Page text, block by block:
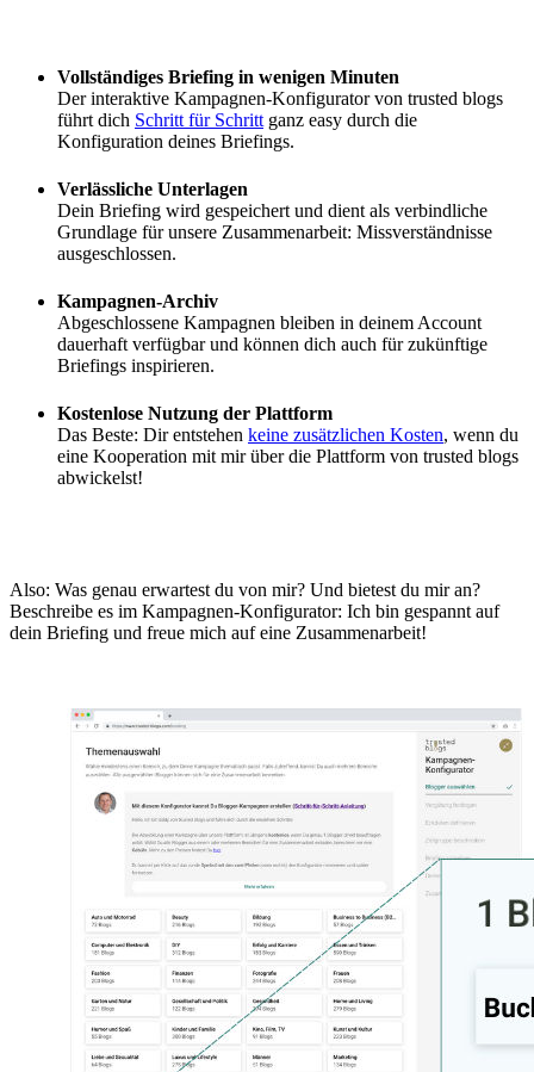
Vollständiges Briefing in wenigen Minuten
Der interaktive Kampagnen-Konfigurator von trusted blogs
führt dich Schritt für Schrittganz easy durch die
Konfiguration deines Briefings.
Verlässliche Unterlagen
Dein Briefing wird gespeichert und dient als verbindliche
Grundlage für unsere Zusammenarbeit: Missverständnisse
ausgeschlossen.
Kampagnen-Archiv
Abgeschlossene Kampagnen bleiben in deinem Account
dauerhaft verfügbar und können dich auch für zukünftige
Briefings inspirieren.
Kostenlose Nutzung der Plattform
Das Beste: Dir entstehen keine zusätzlichen Kosten, wenn du
eine Kooperation mit mir über die Plattform von trusted blogs
abwickelst!
Also: Was genau erwartest du von mir? Und bietest du mir an?
Beschreibe es im Kampagnen-Konfigurator: Ich bin gespannt auf
dein Briefing und freue mich auf eine Zusammenarbeit!